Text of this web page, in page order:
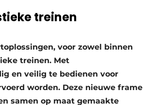
treinen
voor zowel binnen
treinen. Met
en veilig te bedienen voor
worden. Deze nieuwe frame
samen op maat gemaakte